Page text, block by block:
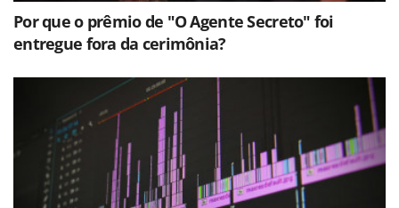
Por que o prêmio de "O Agente Secreto" foi
entregue fora da cerimônia?